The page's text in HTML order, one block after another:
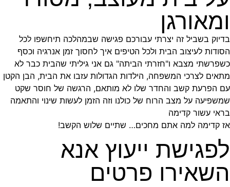
ומאורגן
בדיוק בשביל זה יצרתי עבורכם פגישה שבמהלכה תיחשפו לכל
הסודות לעיצוב הבית ולכל הטיפים איך לחסוך זמן אנרגיה וכסף
כשפרשתי מצבא ו"חזרתי הביתה" גם אני גיליתי שהבית כבר לא
מתאים לצרכי המשפחה, הילדות הגדולות עזבו את הבית, הבן הקטן
עם הפרעת קשב והחדר שלו לא מותאם, הרגשה של חוסר שקט
שמשפיעה על מצב הרוח של כולנו וזה הזמן לעשות שינוי והתאמה
בראי עשור קדימה
אז קדימה למה אתם מחכים… שתיים שלוש הקשב!
לפגישת ייעוץ אנא
השאירו פרטים